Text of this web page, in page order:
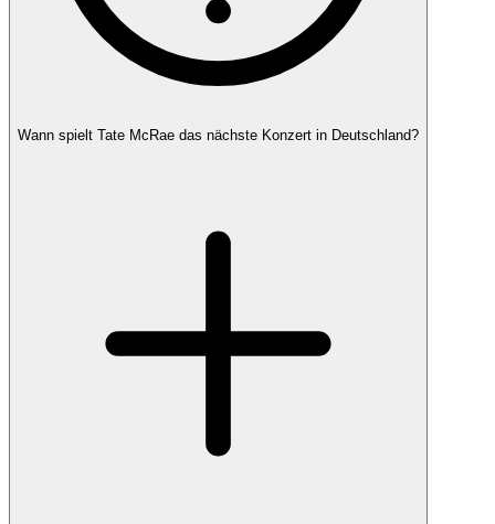
Wann spielt Tate McRae das nächste Konzert in Deutschland?